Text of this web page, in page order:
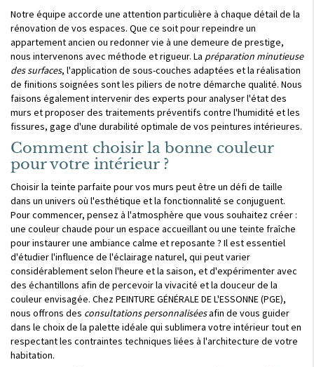
Notre équipe accorde une attention particulière à chaque détail de la
rénovation de vos espaces. Que ce soit pour repeindre un
appartement ancien ou redonner vie à une demeure de prestige,
nous intervenons avec méthode et rigueur. La préparation minutieuse
des surfaces, l'application de sous-couches adaptées et la réalisation
de finitions soignées sont les piliers de notre démarche qualité. Nous
faisons également intervenir des experts pour analyser l'état des
murs et proposer des traitements préventifs contre l'humidité et les
fissures, gage d'une durabilité optimale de vos peintures intérieures.
Comment choisir la bonne couleur
pour votre intérieur ?
Choisir la teinte parfaite pour vos murs peut être un défi de taille
dans un univers où l'esthétique et la fonctionnalité se conjuguent.
Pour commencer, pensez à l'atmosphère que vous souhaitez créer :
une couleur chaude pour un espace accueillant ou une teinte fraîche
pour instaurer une ambiance calme et reposante ? Il est essentiel
d'étudier l'influence de l'éclairage naturel, qui peut varier
considérablement selon l'heure et la saison, et d'expérimenter avec
des échantillons afin de percevoir la vivacité et la douceur de la
couleur envisagée. Chez PEINTURE GÉNÉRALE DE L'ESSONNE (PGE),
nous offrons des consultations personnaliséesafin de vous guider
dans le choix de la palette idéale qui sublimera votre intérieur tout en
respectant les contraintes techniques liées à l'architecture de votre
habitation.